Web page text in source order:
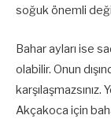
soğuk önemli
Bahar ayları ise
olabilir. Onun
karşılaşmazsınız.
Akçakoca için